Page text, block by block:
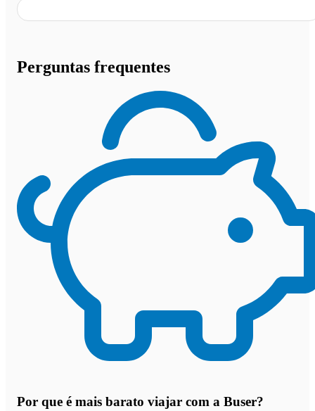
Perguntas frequentes
Por que é mais barato viajar com a Buser?